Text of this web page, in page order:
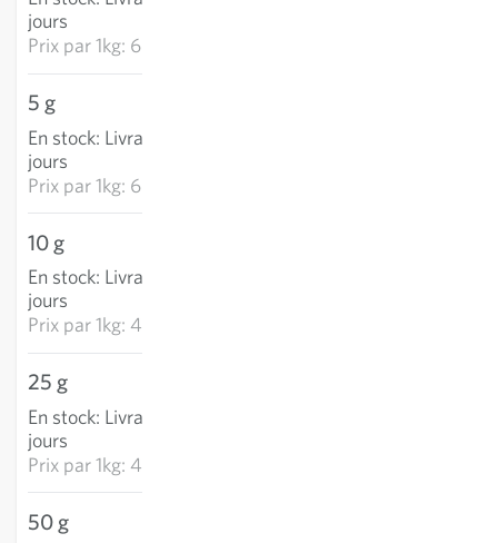
jours
Prix par1kg: 6 976,40 €
5 g
En stock: Livraison 3-5
jours
Prix par1kg: 6 056,20 €
10 g
En stock: Livraison 3-5
jours
Prix par1kg: 4 798,95 €
25 g
En stock: Livraison 3-5
jours
Prix par1kg: 4 001,80 €
50 g